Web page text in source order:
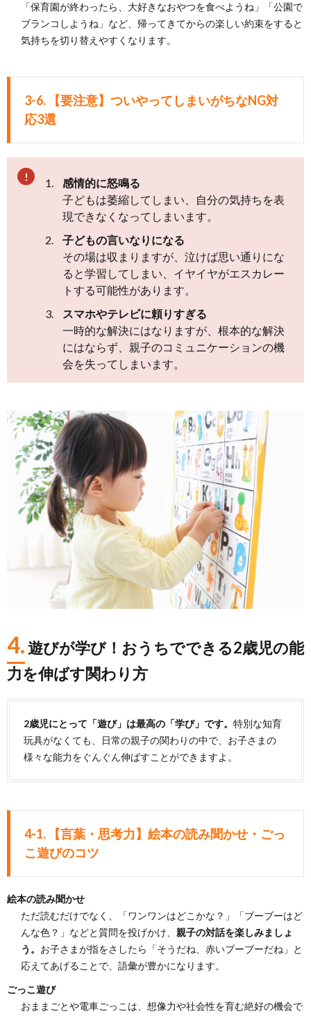
「保育園が終わったら、大好きなおやつを食べようね」「公園で
ブランコしようね」など、帰ってきてからの楽しい約束をすると
気持ちを切り替えやすくなります。
3-6. 【要注意】ついやってしまいがちなNG対
応3選
感情的に怒鳴る
子どもは萎縮してしまい、自分の気持ちを表
現できなくなってしまいます。
子どもの言いなりになる
その場は収まりますが、泣けば思い通りにな
ると学習してしまい、イヤイヤがエスカレー
トする可能性があります。
スマホやテレビに頼りすぎる
一時的な解決にはなりますが、根本的な解決
にはならず、親子のコミュニケーションの機
会を失ってしまいます。
4.遊びが学び！おうちでできる2歳児の能
力を伸ばす関わり方
2歳児にとって「遊び」は最高の「学び」です。 特別な知育
玩具がなくても、日常の親子の関わりの中で、お子さまの
様々な能力をぐんぐん伸ばすことができますよ。
4-1. 【言葉・思考力】絵本の読み聞かせ・ごっ
こ遊びのコツ
絵本の読み聞かせ
ただ読むだけでなく、「ワンワンはどこかな？」「ブーブーはど
んな色？」などと質問を投げかけ、 親子の対話を楽しみましょ
う。 お子さまが指をさしたら「そうだね、赤いブーブーだね」と
応えてあげることで、語彙が豊かになります。
ごっこ遊び
おままごとや電車ごっこは、想像力や社会性を育む絶好の機会で